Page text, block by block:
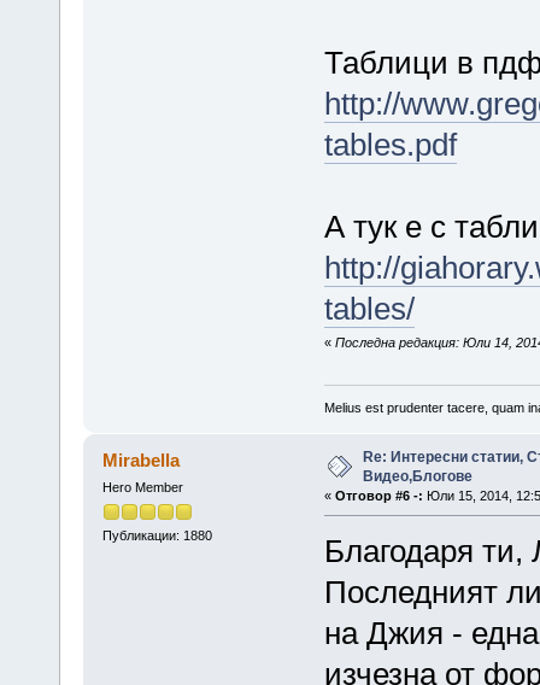
Таблици в
http://
tables.pdf
А тук е с
http://
tables/
« Последна редакция: Юли 14,
Melius est prudenter tacere, quam
Mirabella
Hero Member
Публикации: 1880
Re: Интересни статии,
Видео,Блогове
« Отговор #6 -: Юли 15, 2014,
Благодаря ти,
Последният
на Джия - една
изчезна от